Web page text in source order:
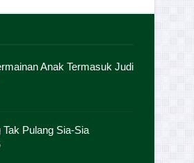
Anak Termasuk Judi
Pulang Sia-Sia